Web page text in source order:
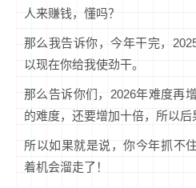
人来赚钱，懂吗？
那么我告诉你，今年干完，
以现在你给我使劲干。
那么告诉你们，2026年难度再
的难度，还要增加十倍，所以后
所以如果就是说，你今年抓不
着机会溜走了！